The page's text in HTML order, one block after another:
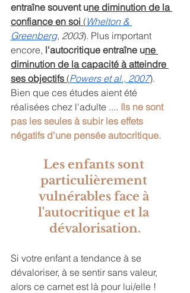
entraîne souvent une diminution de la
confiance en soi (Whelton &
Greenberg, 2003). Plus important
encore, l'autocritique entraîne une
diminution de la capacité à atteindre
ses objectifs (Powers et al., 2007).
Bien que ces études aient été
réalisées chez l'adulte .... Ils ne sont
pas les seules à subir les effets
négatifs d'une pensée autocritique.
Les enfants sont
particulièrement
vulnérables face à
l'autocritique et la
dévalorisation.
Si votre enfant a tendance à se
dévaloriser, à se sentir sans valeur,
alors ce carnet est là pour lui/elle !